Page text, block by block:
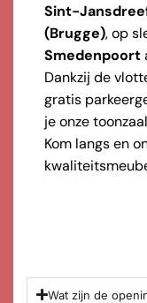
Sint-
(Brugge), op
Smedenpoort
Dankzij de
gratis
je onze
Kom langs en
Wat zijn de